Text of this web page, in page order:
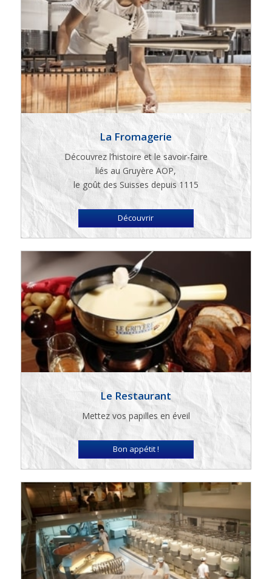
La Fromagerie
Découvrez l’histoire et le savoir-faire
liés au Gruyère AOP,
le goût des Suisses depuis 1115
Découvrir
Le Restaurant
Mettez vos papilles en éveil
Bon appétit !
votre
comportement
lorsque vous
visitez notre
site, vous
augmentez les
chances de
voir du
contenu et
des offres
personnalisés.